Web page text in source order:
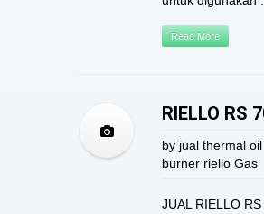
Read More
RIELLO RS
by jual thermal oil
burner riello Gas
JUAL RIELLO